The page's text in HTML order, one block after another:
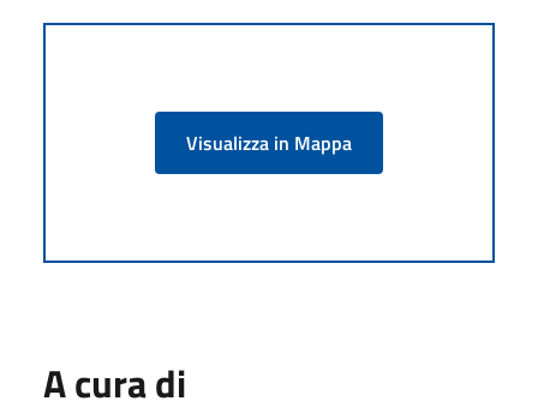
Visualizza in Mappa
A cura di